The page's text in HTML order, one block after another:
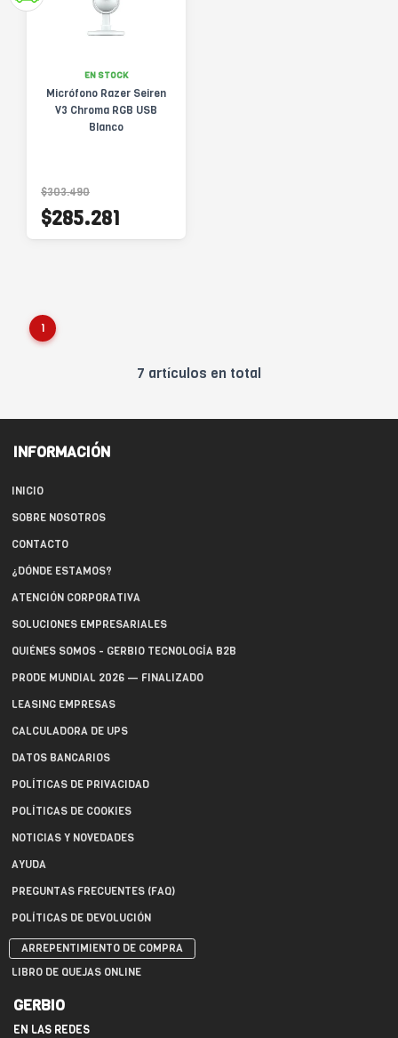
EN STOCK
Micrófono Razer Seiren
V3 Chroma RGB USB
Blanco
$303.490
$285.281
1
7 artículos en total
INFORMACIÓN
INICIO
SOBRE NOSOTROS
CONTACTO
¿DÓNDE ESTAMOS?
ATENCIÓN CORPORATIVA
SOLUCIONES EMPRESARIALES
QUIÉNES SOMOS - GERBIO TECNOLOGÍA B2B
PRODE MUNDIAL 2026 — FINALIZADO
LEASING EMPRESAS
CALCULADORA DE UPS
DATOS BANCARIOS
POLÍTICAS DE PRIVACIDAD
POLÍTICAS DE COOKIES
NOTICIAS Y NOVEDADES
AYUDA
PREGUNTAS FRECUENTES (FAQ)
POLÍTICAS DE DEVOLUCIÓN
ARREPENTIMIENTO DE COMPRA
LIBRO DE QUEJAS ONLINE
GERBIO
EN LAS REDES